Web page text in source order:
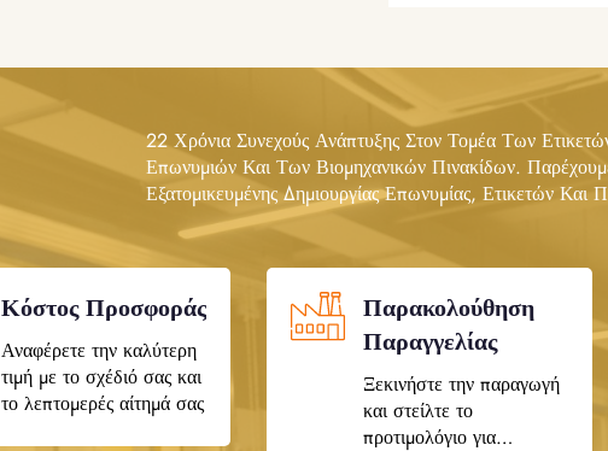
22 Χρόνια Συνεχούς Ανάπτυξης Στον Τομέα Των
Επωνυμιών Και Των Βιομηχανικών Πινακίδων.
Εξατομικευμένης Δημιουργίας Επωνυμίας, Ετικετών Και
Κόστος Προσφοράς
Αναφέρετε την καλύτερη
τιμή με το σχέδιό σας και
το λεπτομερές αίτημά σας
Παρακολούθηση
Παραγγελίας
Ξεκινήστε την παραγωγή
και στείλτε το
προτιμολόγιο για